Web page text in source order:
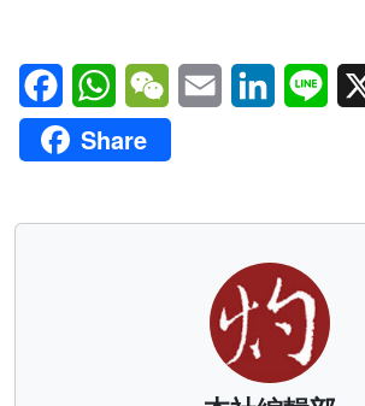
FacebookWhatsAppWeChatEmail LinkedInLine
Share